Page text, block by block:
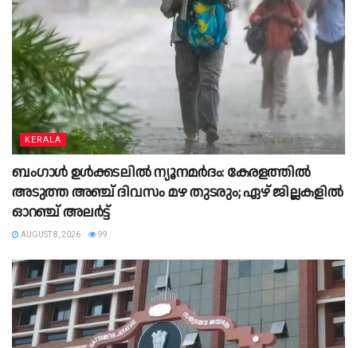
KERALA
ബംഗാൾ ഉൾക്കടലിൽ ന്യൂനമർദം: കേരളത്തിൽ
അടുത്ത അഞ്ച് ദിവസം മഴ തുടരും; ഏഴ് ജില്ലകളിൽ
ഓറഞ്ച് അലർട്ട്
AUGUST 8, 2026 99